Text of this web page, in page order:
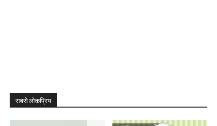
सबसे लोकप्रिय